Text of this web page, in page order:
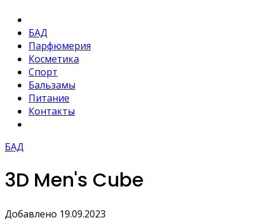
БАД
Парфюмерия
Косметика
Спорт
Бальзамы
Питание
Контакты
БАД
3D Men's Cube
Добавлено 19.09.2023